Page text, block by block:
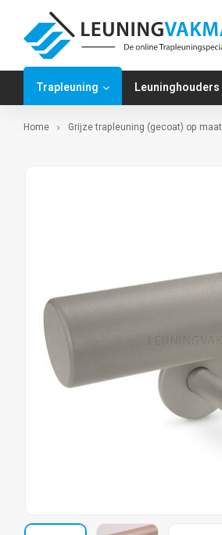
Trapleuning Leuninghouders
Home Grijze trapleuning (gecoat) op